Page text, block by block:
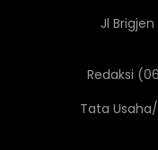
Jl
Redaksi
Tata